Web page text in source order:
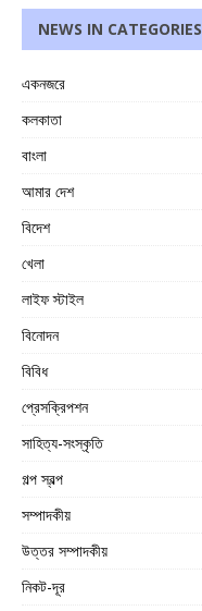
NEWS IN CATEGORIES
একনজরে
কলকাতা
বাংলা
আমার দেশ
বিদেশ
খেলা
লাইফ স্টাইল
বিনোদন
বিবিধ
প্রেসক্রিপশন
সাহিত্য-সংস্কৃতি
গল্প স্বল্প
সম্পাদকীয়
উত্তর সম্পাদকীয়
নিকট-দূর